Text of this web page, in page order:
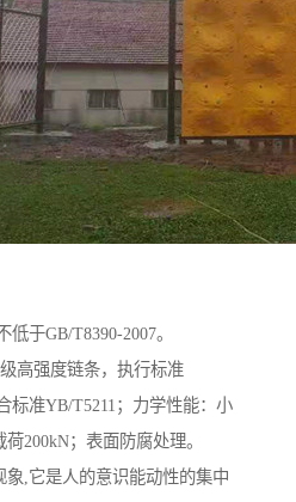
于GB/T8390-2007。
高强度链条，执行标准
标准YB/T5211；力学性能：小
200kN；表面防腐处理。
象,它是人的意识能动性的集中